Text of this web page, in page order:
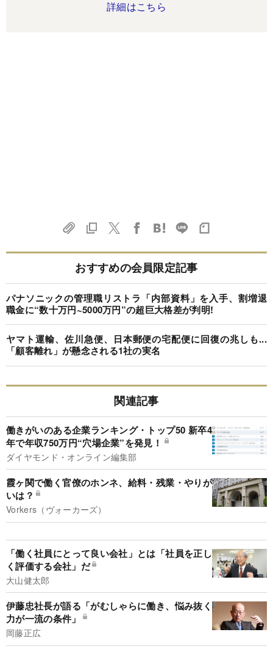
詳細はこちら
おすすめの会員限定記事
パナソニックの管理職リストラ「内部資料」を入手、割増退
職金に“数十万円~5000万円”の超巨大格差が判明!
ヤマト運輸、佐川急便、日本郵便の宅配便に回復の兆しも...
「顧客離れ」が懸念される1社の実名
関連記事
働きがいのある企業ランキング・トップ50 新卒4
年で年収750万円“穴場企業”を発見！
ダイヤモンド・オンライン編集部
霞ヶ関で働く官僚のホンネ、給料・残業・やりが
いは？
Vorkers（ヴォーカーズ）
「働く社員にとって良い会社」とは「社員を正し
く評価する会社」だ
大山健太郎
伊藤忠社長が語る「がむしゃらに働き、悩み抜く
力が一流の条件」
岡藤正広